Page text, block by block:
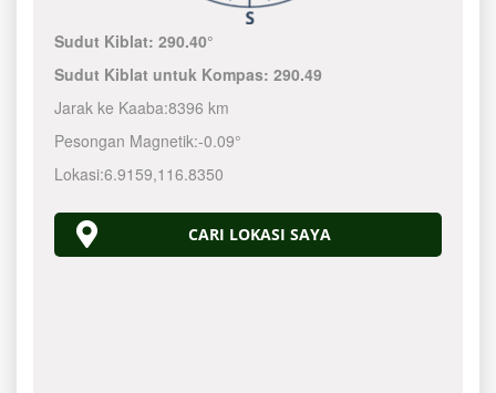
Sudut Kiblat:290.40°
Sudut Kiblat untuk Kompas:290.49
Jarak ke Kaaba:8396 km
Pesongan Magnetik:-0.09°
Lokasi:6.9159,116.8350
CARI LOKASI SAYA